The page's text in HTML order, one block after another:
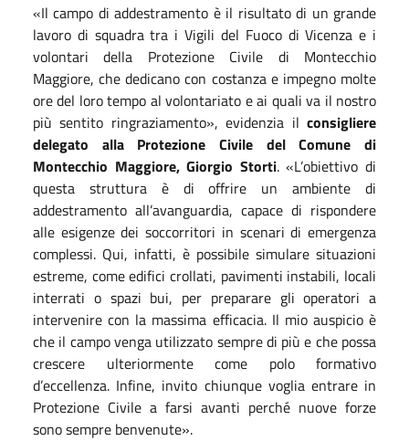
«Il campo di addestramento è il risultato di un grande
lavoro di squadra tra i Vigili del Fuoco di Vicenza e i
volontari della Protezione Civile di Montecchio
Maggiore, che dedicano con costanza e impegno molte
ore del loro tempo al volontariato e ai quali va il nostro
più sentito ringraziamento», evidenzia il consigliere
delegato alla Protezione Civile del Comune di
Montecchio Maggiore, Giorgio Storti. «L’obiettivo di
questa struttura è di offrire un ambiente di
addestramento all’avanguardia, capace di rispondere
alle esigenze dei soccorritori in scenari di emergenza
complessi. Qui, infatti, è possibile simulare situazioni
estreme, come edifici crollati, pavimenti instabili, locali
interrati o spazi bui, per preparare gli operatori a
intervenire con la massima efficacia. Il mio auspicio è
che il campo venga utilizzato sempre di più e che possa
crescere ulteriormente come polo formativo
d’eccellenza. Infine, invito chiunque voglia entrare in
Protezione Civile a farsi avanti perché nuove forze
sono sempre benvenute».